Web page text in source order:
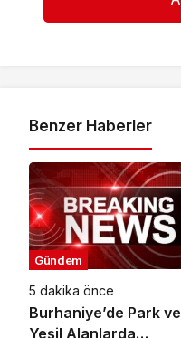
Benzer Haberler
Gündem
5 dakika önce
Burhaniye’de Park ve
Yeşil Alanlarda